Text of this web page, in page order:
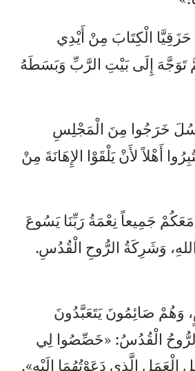
حَزَقِيَّا الْكِتَابَ مِنْ أَيْدِي
تَوَجَّهَ إِلَى بَيْتِ الرَّبِّ وَبَسَطَهُ
خَرَجُوا مِنَ الْمَجْلِسِ
أَهْلاً لأَنْ يَلْقَوْا الإِهَانَةَ مِنْ
جَمِيعاً نِعْمَةُ رَبِّنَا يَسُوعَ
وَشَرِكَةُ الرُّوحِ الْقُدُسِ.
وَهُمْ صَائِمُونَ يَتَعَبَّدُونَ
الْقُدُسُ: «خَصِّصُوا لِي
الْعَمَلِ الَّذِي دَعَوْتُهُمَا إِلَيْهِ».